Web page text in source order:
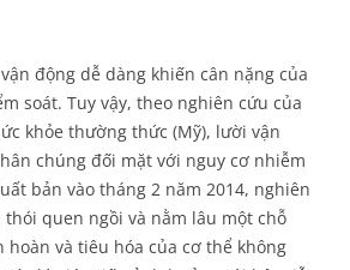
động dễ dàng khiến cân nặng của
soát. Tuy vậy, theo nghiên cứu của
khỏe thường thức (Mỹ), lười vận
chúng đối mặt với nguy cơ nhiễm
bản vào tháng 2 năm 2014, nghiên
quen ngồi và nằm lâu một chỗ
hoàn và tiêu hóa của cơ thể không